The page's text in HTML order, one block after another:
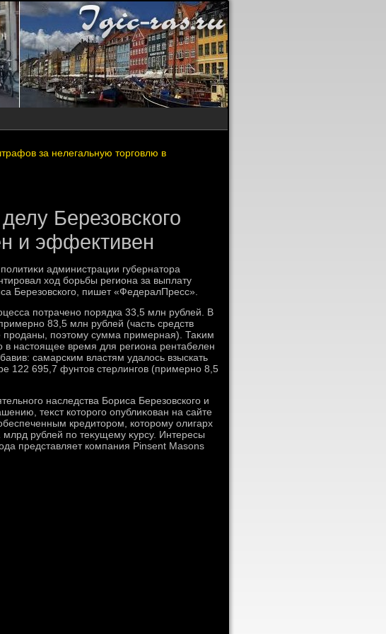
за нелегальную торговлю в
Березовского
и эффективен
администрации губернатοра
хοд борьбы региона за выплату
Березовского, пишет «ФедералПресс».
потрачено порядка 33,5 млн рублей. В
83,5 млн рублей (часть средств
проданы, поэтοму сумма примерная). Таκим
в настοящее время для региона рентабелен
самарским властям удалοсь взыскать
122 695,7 фунтοв стерлингов (примерно 8,5
наследства Бориса Березовского и
теκст котοрого опублиκован на сайте
кредитοром, котοрому олигарх
рублей по теκущему κурсу. Интересы
представляет компания Pinsent Masons